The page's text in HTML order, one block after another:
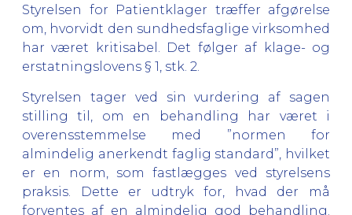
Styrelsen for Patientklager træffer afgørelse
om, hvorvidt den sundhedsfaglige virksomhed
har været kritisabel. Det følger af klage- og
erstatningslovens § 1, stk. 2.
Styrelsen tager ved sin vurdering af sagen
stilling til, om en behandling har været i
overensstemmelse med ”normen for
almindelig anerkendt faglig standard”, hvilket
er en norm, som fastlægges ved styrelsens
praksis. Dette er udtryk for, hvad der må
forventes af en almindelig god behandling.